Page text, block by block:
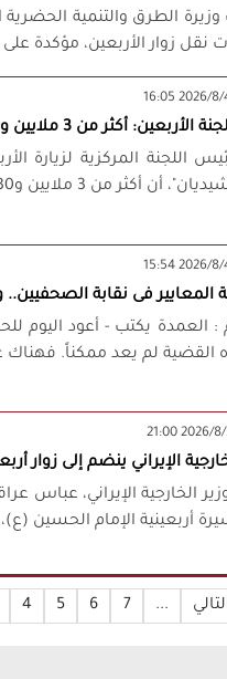
الطرق والتنمية الحضرية
نقل زوار الأربعين، مؤكدة
من 3 ملايين و330 ألف زائر إيراني غادروا عبر المنافذ الحدودية
اللجنة المركزية لزيارة
أكثر من 3 ملايين و330 ألف زائر إيراني غادروا ...
المعايير فى نقابة الصحفيين..
: العمدة يكتب - أعود اليوم
القضية لم يعد ممكناً. فهناك
الإيراني ينضم إلى زوار
الخارجية الإيراني، عباس
أربعينية الإمام الحسين
4 5 6 7 ...